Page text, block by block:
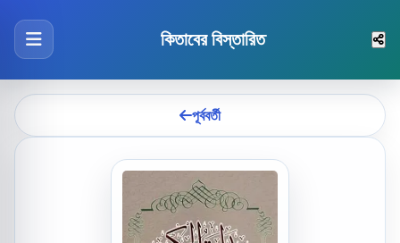
কিতাবের বিস্তারিত
পূর্ববর্তী